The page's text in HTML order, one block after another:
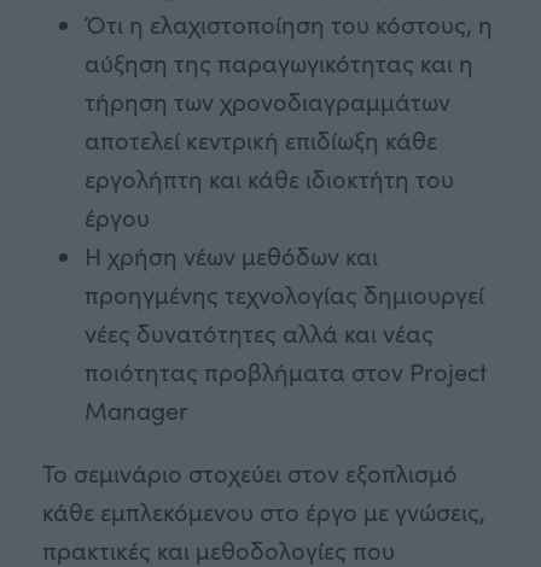
Ότι η ελαχιστοποίηση του κόστους, η
αύξηση της παραγωγικότητας και η
τήρηση των χρονοδιαγραμμάτων
αποτελεί κεντρική επιδίωξη κάθε
εργολήπτη και κάθε ιδιοκτήτη του
έργου
Η χρήση νέων μεθόδων και
προηγμένης τεχνολογίας δημιουργεί
νέες δυνατότητες αλλά και νέας
ποιότητας προβλήματα στον Project
Manager
Το σεμινάριο στοχεύει στον εξοπλισμό
κάθε εμπλεκόμενου στο έργο με γνώσεις,
πρακτικές και μεθοδολογίες που